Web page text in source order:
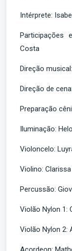
Intérprete:
Participações
Costa
Direção
Direção de
Preparação
Iluminação:
Violoncelo:
Violino:
Percussão:
Violão Nylon 1:
Violão Nylon 2: